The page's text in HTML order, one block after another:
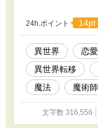
世
少
い
で
い
24h.ポイント 14pt
異世界 恋愛
異世界転移
魔法
魔術師
文字数 316,556